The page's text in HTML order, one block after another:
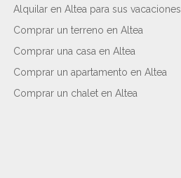
Alquilar en Altea para sus vacaciones
Comprar un terreno en Altea
Comprar una casa en Altea
Comprar un apartamento en Altea
Comprar un chalet en Altea